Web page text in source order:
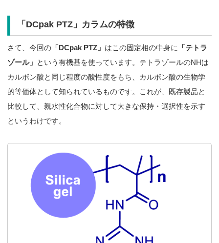
「DCpak PTZ」カラムの特徴
さて、今回の 「DCpak PTZ」 はこの固定相の中身に
「テトラ
ゾール」 という有機基を使っています。テトラゾールのNHは
カルボン酸と同じ程度の酸性度をもち、カルボン酸の生物学
的等価体として知られているものです。これが、既存製品と
比較して、親水性化合物に対して大きな保持・選択性を示す
というわけです。